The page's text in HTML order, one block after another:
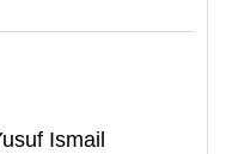
Ismail